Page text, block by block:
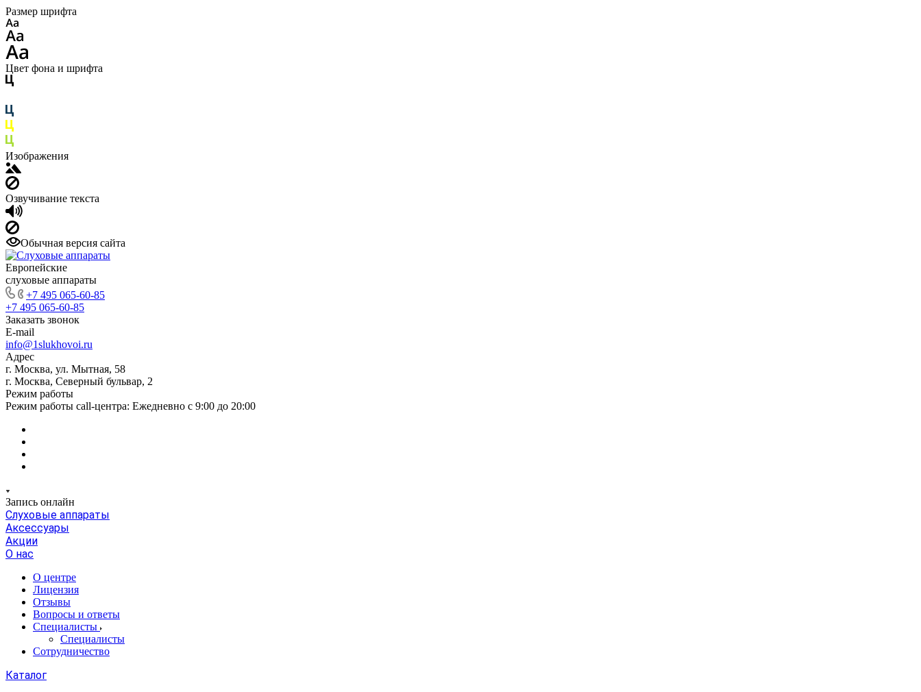
Размер шрифта
Цвет фона и шрифта
Изображения
Озвучивание текста
Обычная версия сайта
Европейские
слуховые аппараты
+7 495 065-60-85
+7 495 065-60-85
Заказать звонок
E-mail
info@1slukhovoi.ru
Адрес
г. Москва, ул. Мытная, 58
г. Москва, Северный бульвар, 2
Режим работы
Режим работы call-центра: Ежедневно с 9:00 до 20:00
Запись онлайн
Слуховые аппараты
Аксессуары
Акции
О нас
О центре
Лицензия
Отзывы
Вопросы и ответы
Специалисты
Специалисты
Сотрудничество
Каталог